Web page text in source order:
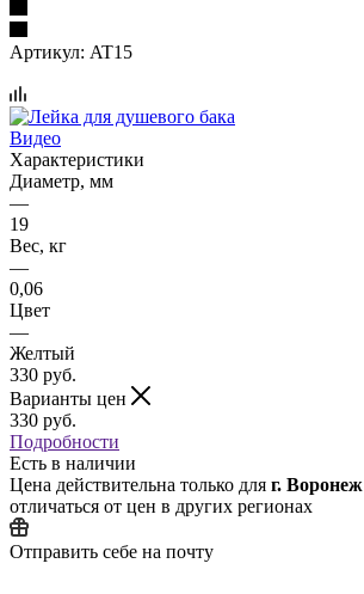
Артикул: AT15
Видео
Характеристики
Диаметр, мм
—
19
Вес, кг
—
0,06
Цвет
—
Желтый
330 руб.
Варианты цен
330 руб.
Подробности
Есть в наличии
Цена действительна только для г. Воронеж
отличаться от цен в других регионах
Отправить себе на почту